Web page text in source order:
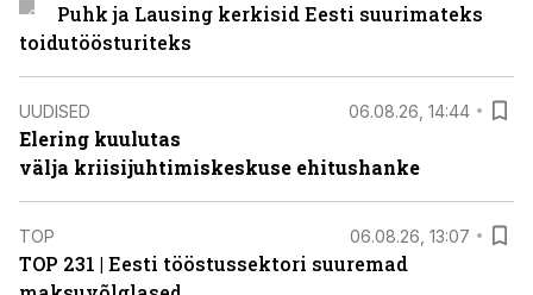
Puhk ja Lausing kerkisid Eesti suurimateks
toidutöösturiteks
UUDISED 06.08.26, 14:44
Elering kuulutas
välja kriisijuhtimiskeskuse ehitushanke
TOP 06.08.26, 13:07
TOP 231 | Eesti tööstussektori suuremad